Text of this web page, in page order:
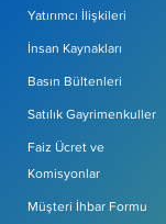
Yatırımcı İlişkileri
İnsan Kaynakları
Basın Bültenleri
Satılık Gayrimenkuller
Faiz Ücret ve
Komisyonlar
Müşteri İhbar Formu